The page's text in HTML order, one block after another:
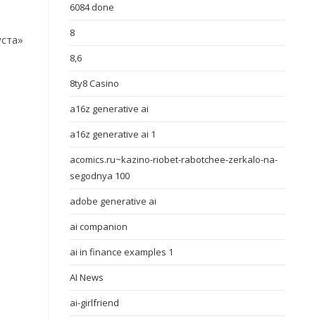
6084 done
8
8,6
8ty8 Casino
a16z generative ai
a16z generative ai 1
acomics.ru~kazino-riobet-rabotchee-zerkalo-na-
segodnya 100
adobe generative ai
ai companion
ai in finance examples 1
AI News
ai-girlfriend